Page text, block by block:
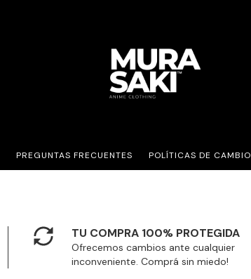
PREGUNTAS FRECUENTES POLÍTICAS DE CAMBIO
TU COMPRA 100% PROTEGIDA
Ofrecemos cambios ante cualquier
inconveniente. Comprá sin miedo!